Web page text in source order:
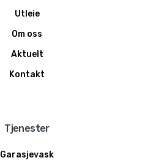
Utleie
Om oss
Aktuelt
Kontakt
Tjenester
Garasjevask